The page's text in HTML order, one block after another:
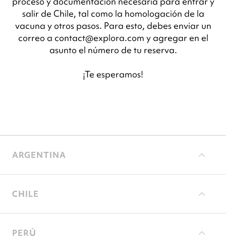
salir de Chile, tal como la homologación de la
vacuna y otros pasos. Para esto, debes enviar un
correo a contact@explora.com y agregar en el
asunto el número de tu reserva.
¡Te esperamos!
ARGENTINA
CHILE
PERÚ